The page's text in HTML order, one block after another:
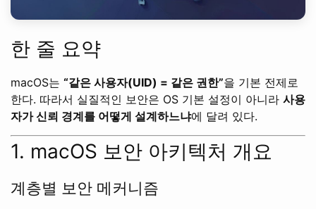
한 줄 요약
macOS는 “같은 사용자(UID) = 같은 권한”을 기본 전제로
한다. 따라서 실질적인 보안은 OS 기본 설정이 아니라 사용
자가 신뢰 경계를 어떻게 설계하느냐에 달려 있다.
1. macOS 보안 아키텍처 개요
계층별 보안 메커니즘